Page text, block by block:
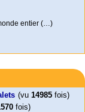
entier (…)
prison à vie pour
tombé !
faire voter ce (…)
travail (…)
(vu 14985 fois)
fois)